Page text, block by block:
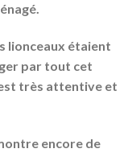
lionceaux étaient
par tout cet
très attentive et
encore de